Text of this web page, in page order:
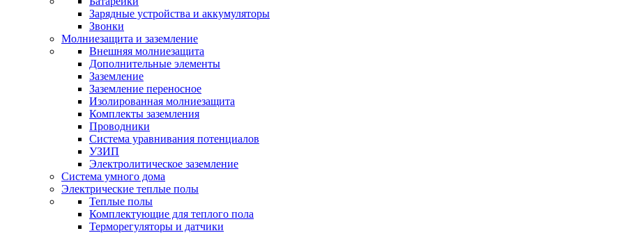
Зарядные устройства и аккумуляторы
Звонки
Молниезащита и заземление
Внешняя молниезащита
Дополнительные элементы
Заземление
Заземление переносное
Изолированная молниезащита
Комплекты заземления
Проводники
Система уравнивания потенциалов
УЗИП
Электролитическое заземление
Система умного дома
Электрические теплые полы
Теплые полы
Комплектующие для теплого пола
Терморегуляторы и датчики